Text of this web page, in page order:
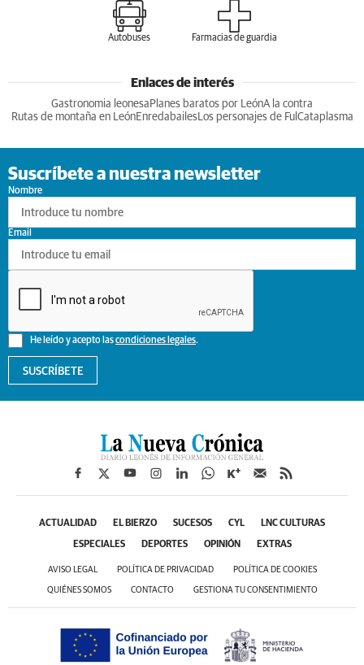
Autobuses Farmacias de guardia
Enlaces de interés
Gastronomia leonesa Planes baratos por LeónA la contra
Rutas de montaña en LeónEnredabailesLos personajes de Ful Cataplasma
Suscríbete a nuestra newsletter
Nombre
He leído y acepto lascondiciones legales.
Email
SUSCRÍBETE
ACTUALIDAD EL BIERZO SUCESOS CYL LNC CULTURAS
ESPECIALES DEPORTES OPINIÓN EXTRAS
AVISO LEGAL POLÍTICA DE PRIVACIDAD POLÍTICA DE COOKIES
QUIÉNES SOMOS CONTACTO GESTIONA TU CONSENTIMIENTO